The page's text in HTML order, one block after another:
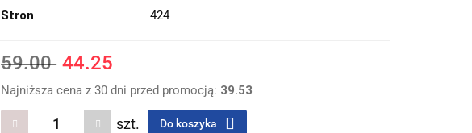
Stron 424
59.00 44.25
Najniższa cena z 30 dni przed promocją: 39.53
szt. Do koszyka